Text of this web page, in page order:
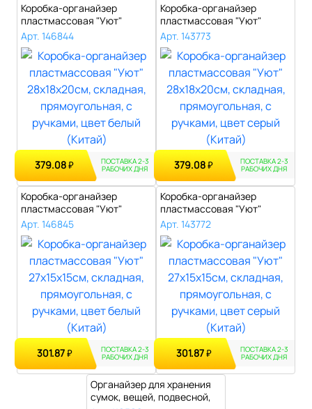
Коробка-органайзер
пластмассовая "Уют"
28х18х20см, скла..
Арт. 146844
379.08₽ ПОСТАВКА 2-3
РАБОЧИХ ДНЯ
Коробка-органайзер
пластмассовая "Уют"
28х18х20см, скла..
Арт. 143773
379.08₽ ПОСТАВКА 2-3
РАБОЧИХ ДНЯ
Коробка-органайзер
пластмассовая "Уют"
27х15х15см, скла..
Арт. 146845
301.87₽ ПОСТАВКА 2-3
РАБОЧИХ ДНЯ
Коробка-органайзер
пластмассовая "Уют"
27х15х15см, скла..
Арт. 143772
301.87₽ ПОСТАВКА 2-3
РАБОЧИХ ДНЯ
Органайзер для хранения
сумок, вещей, подвесной,